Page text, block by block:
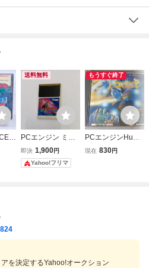
P
ー
送料無料
PCエンジン ミス
ターヘリ Mr HELI
Huカード
即決 1,900円
Yahoo!フリマ
もうすぐ終了
PCエンジンHuカ
ードソフト 魔界八
現在 830円
を決定するYahoo!オークション